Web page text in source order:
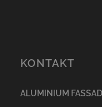
KONTAKT
ALUMINIUM